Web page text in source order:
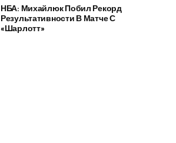
НБА: Михайлюк Побил Рекорд
Результативности В Матче С
«Шарлотт»